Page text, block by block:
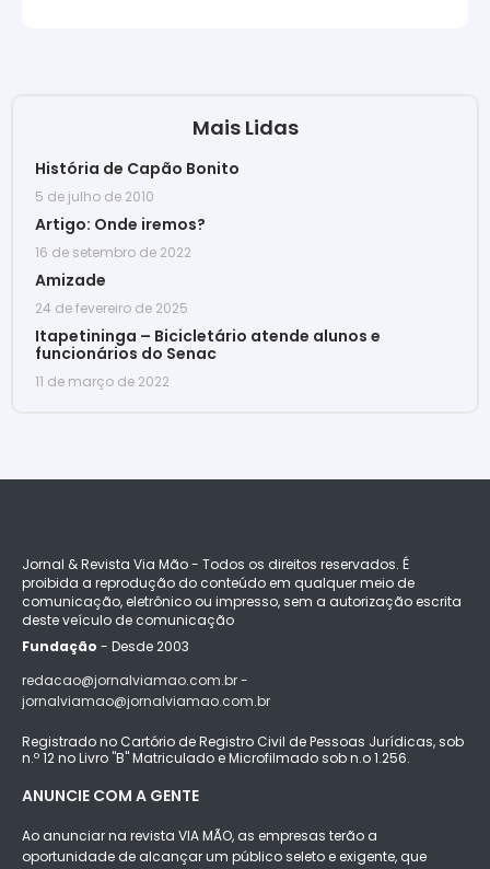
Mais Lidas
História de Capão Bonito
5 de julho de 2010
Artigo: Onde iremos?
16 de setembro de 2022
Amizade
24 de fevereiro de 2025
Itapetininga – Bicicletário atende alunos e
funcionários do Senac
11 de março de 2022
Jornal & Revista Via Mão - Todos os direitos reservados. É
proibida a reprodução do conteúdo em qualquer meio de
comunicação, eletrônico ou impresso, sem a autorização escrita
deste veículo de comunicação
Fundação - Desde 2003
redacao@jornalviamao.com.br -
jornalviamao@jornalviamao.com.br
Registrado no Cartório de Registro Civil de Pessoas Jurídicas, sob
n.º 12 no Livro "B" Matriculado e Microfilmado sob n.o 1.256.
ANUNCIE COM A GENTE
Ao anunciar na revista VIA MÃO, as empresas terão a
oportunidade de alcançar um público seleto e exigente, que